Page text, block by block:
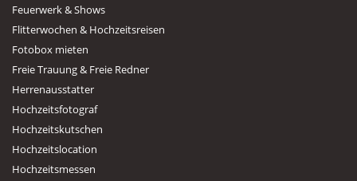
Feuerwerk & Shows
Flitterwochen & Hochzeitsreisen
Fotobox mieten
Freie Trauung & Freie Redner
Herrenausstatter
Hochzeitsfotograf
Hochzeitskutschen
Hochzeitslocation
Hochzeitsmessen